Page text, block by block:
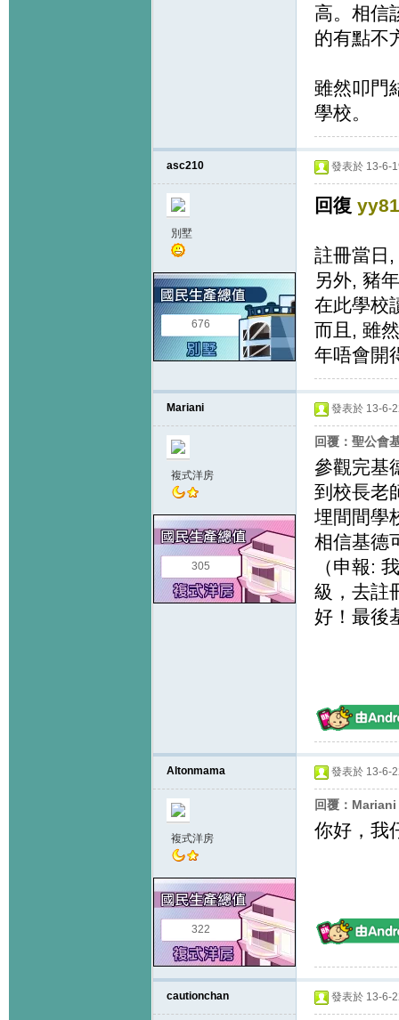
高。相信
的有點不
雖然叩門
學校。
asc210
別墅
676
發表於 13-6-
回復
註冊當日
另外, 豬
在此學校
而且, 雖
年唔會開
Mariani
複式洋房
305
發表於 13-6-
回覆：聖公會
參觀完基
到校長老
埋間間學
相信基德
（申報:
級，去註
好！最後
Altonmama
複式洋房
322
發表於 13-6-
回覆：Mariani
你好，我
cautionchan 發表於 13-6-